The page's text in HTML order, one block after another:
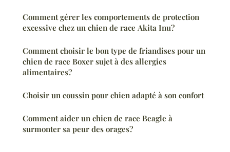
Comment gérer les comportements de protection
excessive chez un chien de race Akita Inu?
Comment choisir le bon type de friandises pour un
chien de race Boxer sujet à des allergies
alimentaires?
Choisir un coussin pour chien adapté à son confort
Comment aider un chien de race Beagle à
surmonter sa peur des orages?